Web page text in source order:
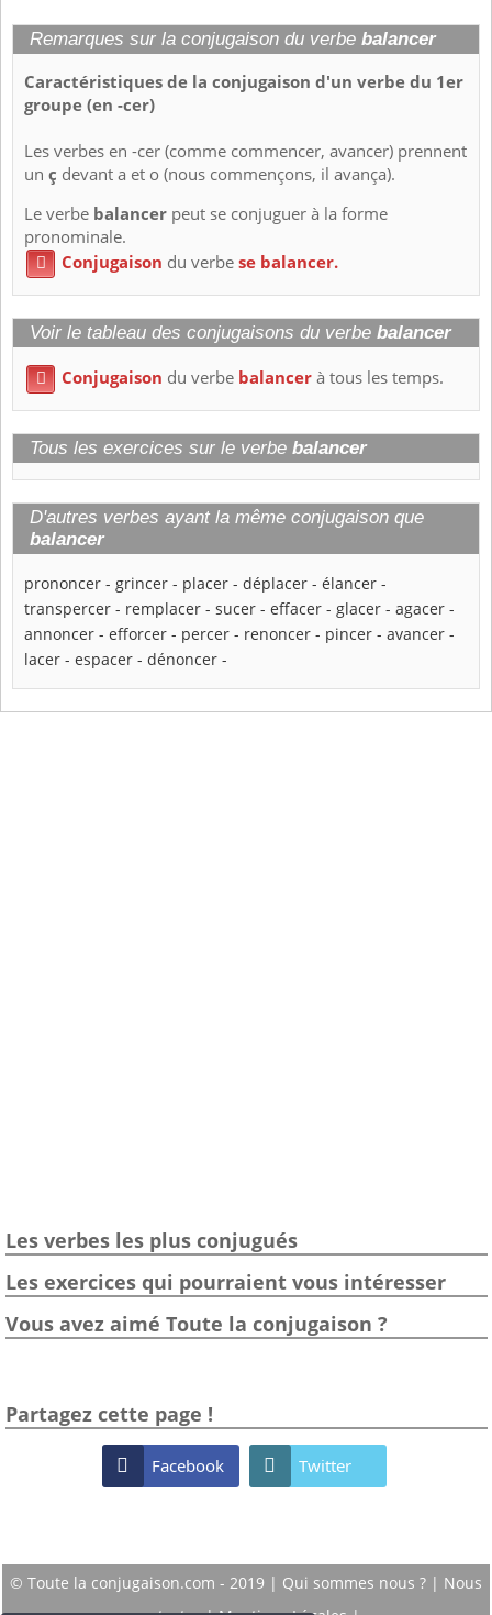
Remarques sur la conjugaison du verbe balancer
Caractéristiques de la conjugaison d'un verbe du 1er
groupe (en -cer)
Les verbes en -cer (comme commencer, avancer) prennent
un ç devant a et o (nous commençons, il avança).
Le verbe balancer peut se conjuguer à la forme
pronominale.
 Conjugaison du verbese balancer.
Voir le tableau des conjugaisons du verbe balancer
 Conjugaison du verbe balancerà tous les temps.
Tous les exercices sur le verbe balancer
D'autres verbes ayant la même conjugaison que
balancer
prononcer - grincer - placer - déplacer - élancer -
transpercer - remplacer - sucer - effacer - glacer - agacer -
annoncer - efforcer - percer - renoncer - pincer - avancer -
lacer - espacer - dénoncer -
Les verbes les plus conjugués
Les exercices qui pourraient vous intéresser
Vous avez aimé Toute la conjugaison ?
Partagez cette page !
 Facebook  Twitter
© Toute la conjugaison.com - 2019 | Qui sommes nous ? | Nous